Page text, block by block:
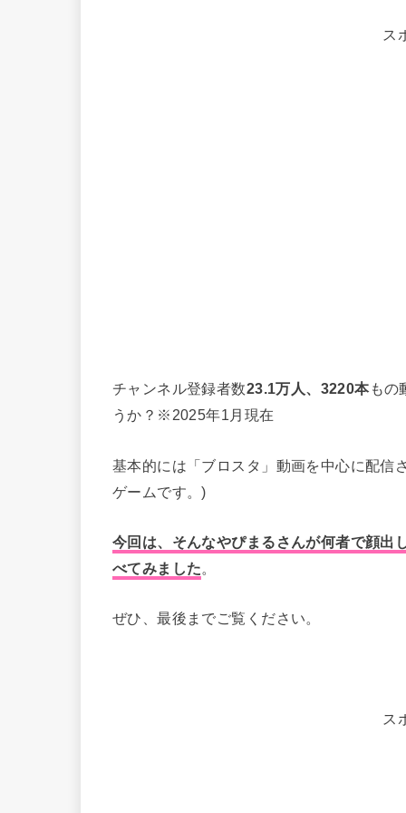
ス
チャンネル登録者数23.1万人、3220本もの
うか？※2025年1月現在
基本的には「ブロスタ」動画を中心に配
ゲームです。)
今回は、そんなやぴまるさんが何者で顔出
べてみました。
ぜひ、最後までご覧ください。
ス